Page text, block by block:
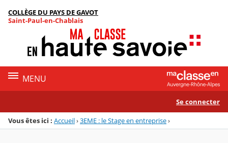
Menu de la rubrique
Contenu
COLLÈGE DU PAYS DE GAVOT
Saint-Paul-en-Chablais
MENU
Se connecter
Vous êtes ici : Accueil›3EME : le Stage en entreprise›